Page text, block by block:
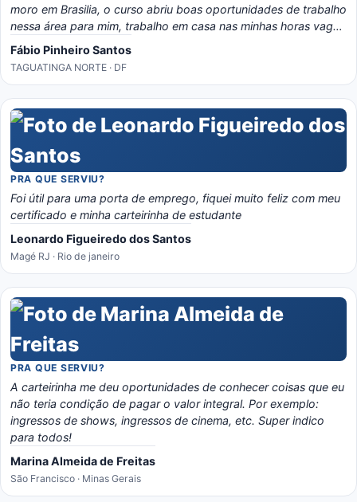
moro em Brasilia, o curso abriu boas oportunidades de trabalho
nessa área para mim, trabalho em casa nas minhas horas vagas
e o material é bem eladorado, separado por temas e matérias,
recomendo o portal, é instrutivo e traz conhecimento certo!
Fábio Pinheiro Santos
TAGUATINGA NORTE · DF
PRA QUE SERVIU?
Foi útil para uma porta de emprego, fiquei muito feliz com meu
certificado e minha carteirinha de estudante
Leonardo Figueiredo dos Santos
Magé RJ · Rio de janeiro
PRA QUE SERVIU?
A carteirinha me deu oportunidades de conhecer coisas que eu
não teria condição de pagar o valor integral. Por exemplo:
ingressos de shows, ingressos de cinema, etc. Super indico
para todos!
Marina Almeida de Freitas
São Francisco · Minas Gerais